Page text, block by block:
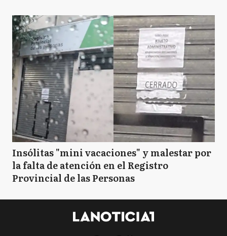
Insólitas "mini vacaciones" y malestar por
la falta de atención en el Registro
Provincial de las Personas